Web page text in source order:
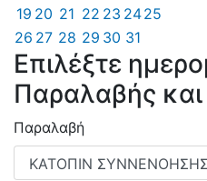
19 20 21 22 23 2425
26 27 28 29 30 31
Επιλέξτε
Παραλαβής
Παραλαβή